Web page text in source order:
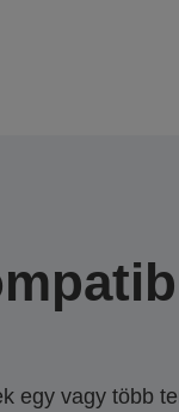
egy vagy több